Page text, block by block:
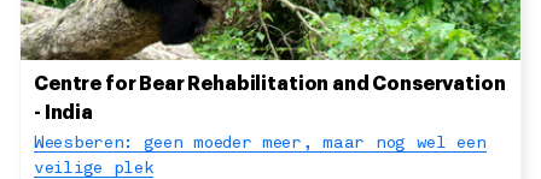
Centre for Bear Rehabilitation and Conservation
- India
Weesberen: geen moeder meer, maar nog wel een
veilige plek